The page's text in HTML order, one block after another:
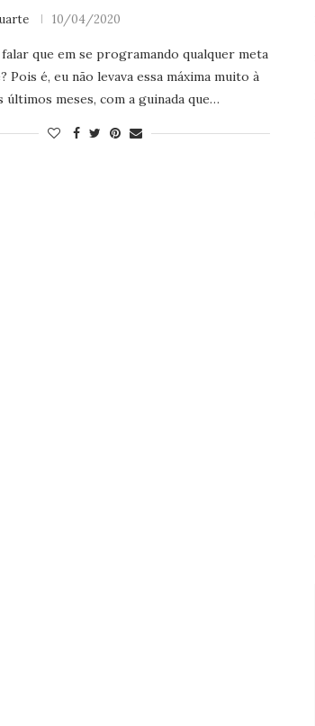
10/04/2020
que em se programando qualquer meta
Pois é, eu não levava essa máxima muito à
últimos meses, com a guinada que…